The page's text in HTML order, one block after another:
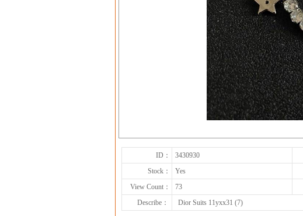
ID： 3430930
Stock：
Yes
View Count：
73
Describe：
Dior Suits 11yxx31 (7)